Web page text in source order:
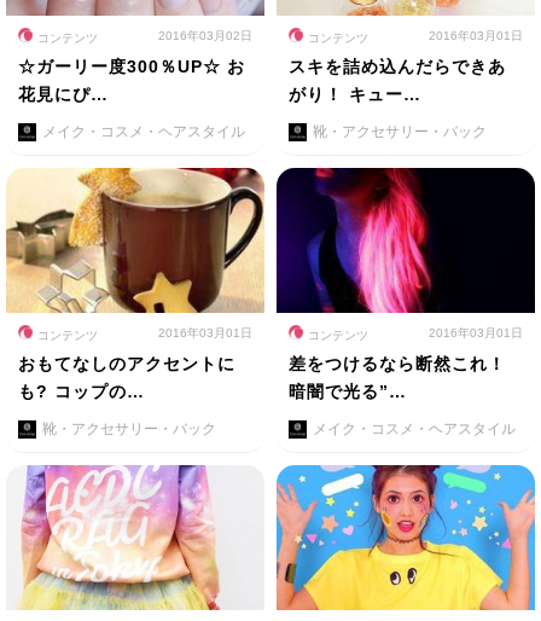
コンテンツ 2016年03月02日
☆ガーリー度300％UP☆ お
花見にぴ…
メイク・コスメ・ヘアスタイル
コンテンツ 2016年03月01日
スキを詰め込んだらできあ
がり！ キュー…
靴・アクセサリー・バック
コンテンツ 2016年03月01日
おもてなしのアクセントに
も? コップの…
靴・アクセサリー・バック
コンテンツ 2016年03月01日
差をつけるなら断然これ！
暗闇で光る”…
メイク・コスメ・ヘアスタイル